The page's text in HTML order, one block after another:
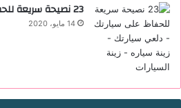
23 نصيحة سريعة للحفاظ على سيارتك
14 مايو، 2020